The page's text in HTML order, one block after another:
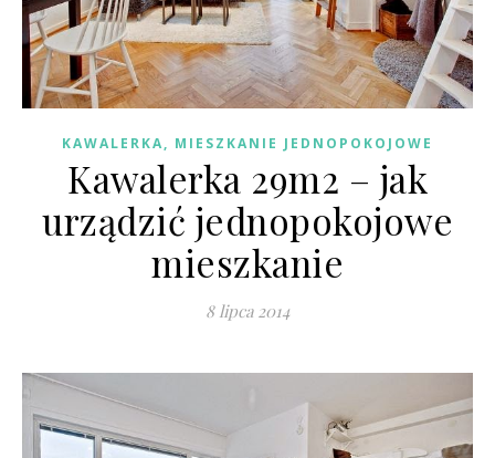
KAWALERKA, MIESZKANIE JEDNOPOKOJOWE
Kawalerka 29m2 – jak
urządzić jednopokojowe
mieszkanie
8 lipca 2014